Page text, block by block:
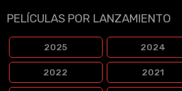
PELÍCULAS POR LANZAMIENTO
2025 2024
2022 2021